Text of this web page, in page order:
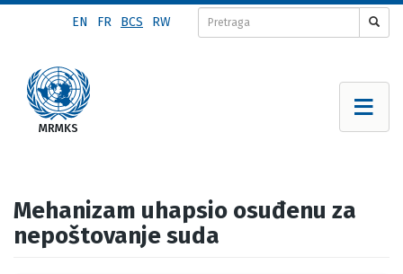
content
EN FR BCS RW
Mehanizam uhapsio osuđenu za
nepoštovanje suda